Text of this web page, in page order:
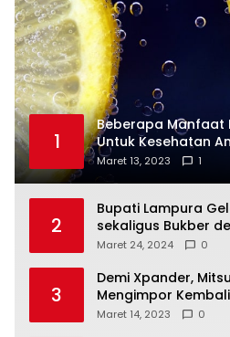
1
Beberapa Manfaat
Untuk Kesehatan
Maret 13, 2023 1
2
Bupati Lampura
sekaligus Bukber
Maret 24, 2024 0
3
Demi Xpander,
Mengimpor
Maret 14, 2023 0